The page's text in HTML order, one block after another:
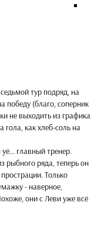
тур подряд, на
победу (благо, соперник
не выходить из графика
гола, как хлеб-соль на
главный тренер.
рыбного ряда, теперь он
Только
- наверное,
они с Леви уже всё